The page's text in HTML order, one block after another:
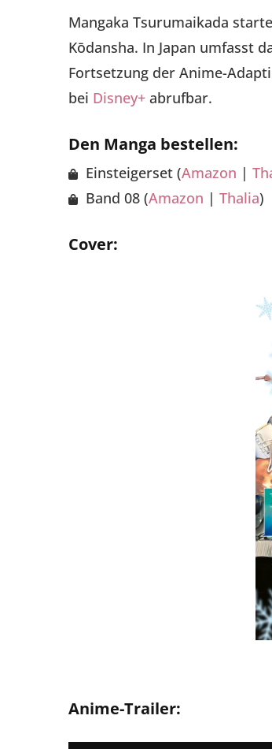
Mangaka Tsurumaikada
Kōdansha. In Japan umfasst
Fortsetzung der Anime-
bei Disney+ abrufbar.
Den Manga bestellen:
Einsteigerset (Amazon |
Band 08 (Amazon | Thalia)
Cover:
Anime-Trailer: